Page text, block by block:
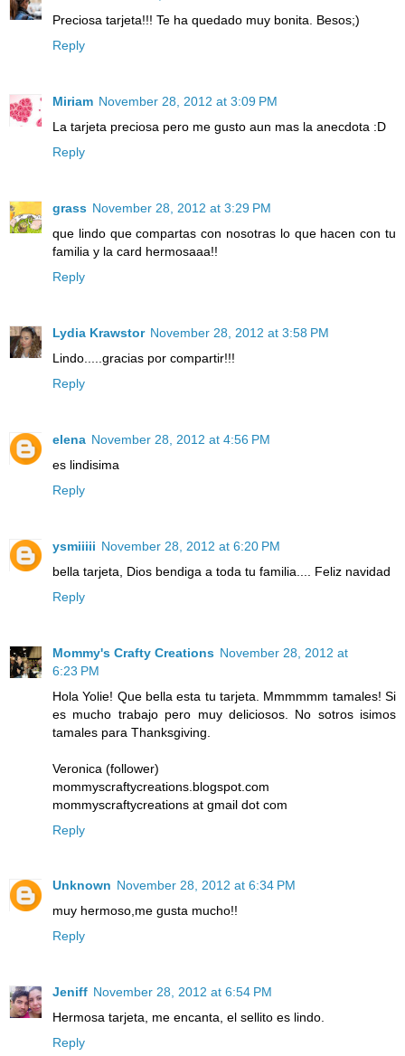
Preciosa tarjeta!!! Te ha quedado muy bonita. Besos;)
Reply
Miriam November 28, 2012 at 3:09 PM
La tarjeta preciosa pero me gusto aun mas la anecdota :D
Reply
grass November 28, 2012 at 3:29 PM
que lindo que compartas con nosotras lo que hacen con tu
familia y la card hermosaaa!!
Reply
Lydia Krawstor November 28, 2012 at 3:58 PM
Lindo.....gracias por compartir!!!
Reply
elena November 28, 2012 at 4:56 PM
es lindisima
Reply
ysmiiiii November 28, 2012 at 6:20 PM
bella tarjeta, Dios bendiga a toda tu familia.... Feliz navidad
Reply
Mommy's Crafty Creations November 28, 2012 at
6:23 PM
Hola Yolie! Que bella esta tu tarjeta. Mmmmmm tamales! Si
es mucho trabajo pero muy deliciosos. No sotros isimos
tamales para Thanksgiving.
Veronica (follower)
mommyscraftycreations.blogspot.com
mommyscraftycreations at gmail dot com
Reply
Unknown November 28, 2012 at 6:34 PM
muy hermoso,me gusta mucho!!
Reply
Jeniff November 28, 2012 at 6:54 PM
Hermosa tarjeta, me encanta, el sellito es lindo.
Reply